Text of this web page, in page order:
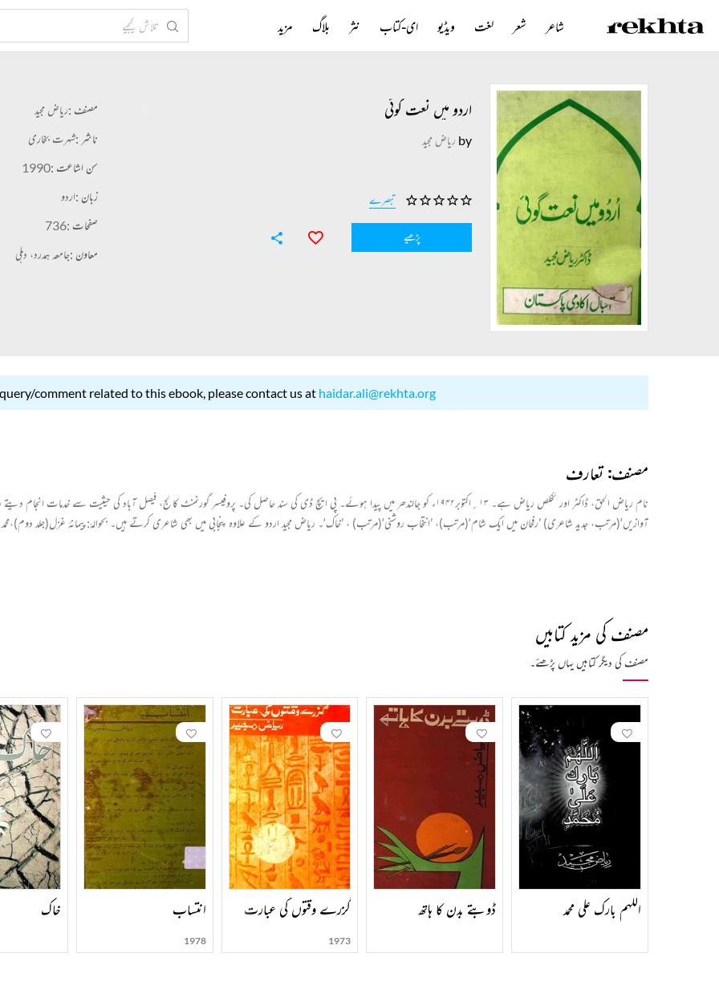
اردو میں نعت گوئی
by ریاض مجید
تبصرے
پڑھیے
مصنف :ریاض مجید
ناشر :شہرت بخاری
سن اشاعت :1990
زبان :اردو
صفحات :736
معاون :جامعہ ہمدرد، دہلی
comment related to this ebook, please contact us at haidar.ali@rekhta.org
مصنف: تعارف
نام ریاض الحق، ڈاکٹر اور تخلص ریاض ہے۔ ۱۳؍اکتوبر۱۹۴۲ء کو جالندھر میں پیدا ہوئے۔ پی ایچ ڈی کی سند حاصل کی۔ پروفیسر گورنمنٹ کالج، فیصل آباد کی
آوازیں‘(مرتب، جدید شاعری) ’رفحان میں ایک شام‘(مرتب)، ’انتخاب روشنی‘(مرتب) ، ’خاک‘۔ ریاض مجید اردو کے علاوہ پنجابی میں بھی شاعری کرتے ہیں۔ بحوالۂ:پیمانۂ غزل(جلد دوم)،محمد
مصنف کی مزید کتابیں
مصنف کی دیگر کتابیں یہاں پڑھئے۔
اللہم بارک علی محمد ڈوبتے بدن کا ہاتھ گزرے وقتوں کی عبارت
1973
انتساب
1978
خاک
شاعر شعر لغت ویڈیو ای-کتاب نثر بلاگ مزید